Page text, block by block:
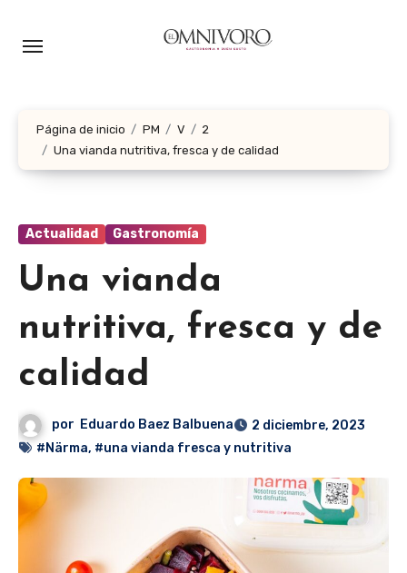
Página de inicio PM V
2
Una vianda nutritiva, fresca y de calidad
Actualidad Gastronomía
Una vianda
nutritiva, fresca y de
calidad
por Eduardo Baez Balbuena
2 diciembre, 2023
#Närma, #una vianda fresca y nutritiva